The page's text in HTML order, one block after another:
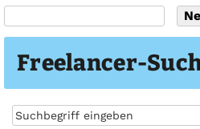
Freelancer-